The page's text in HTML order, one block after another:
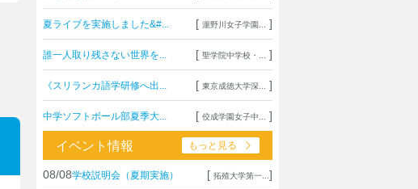
夏ライブを実施しました&#... [ 瀧野川女子学園... ]
誰一人取り残さない世界を... [ 聖学院中学校・... ]
《スリランカ語学研修へ出... [ 東京成徳大学深... ]
中学ソフトボール部夏季大... [ 佼成学園女子中... ]
イベント情報 もっと見る
08/08学校説明会（夏期実施） [ 拓殖大学第一... ]